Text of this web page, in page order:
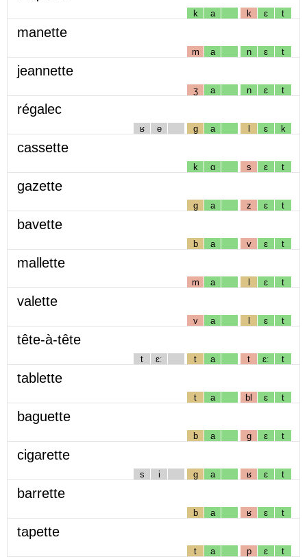
k a k ɛ t
manette
m a n ɛ t
jeannette
ʒ a n ɛ t
régalec
ʁ e g a l ɛ k
cassette
k ɑ s ɛ t
gazette
g a z ɛ t
bavette
b a v ɛ t
mallette
m a l ɛ t
valette
v a l ɛ t
tête-à-tête
t ɛː t a t ɛː t
tablette
t a bl ɛ t
baguette
b a g ɛ t
cigarette
s i g a ʁ ɛ t
barrette
b a ʁ ɛ t
tapette
t a p ɛ t